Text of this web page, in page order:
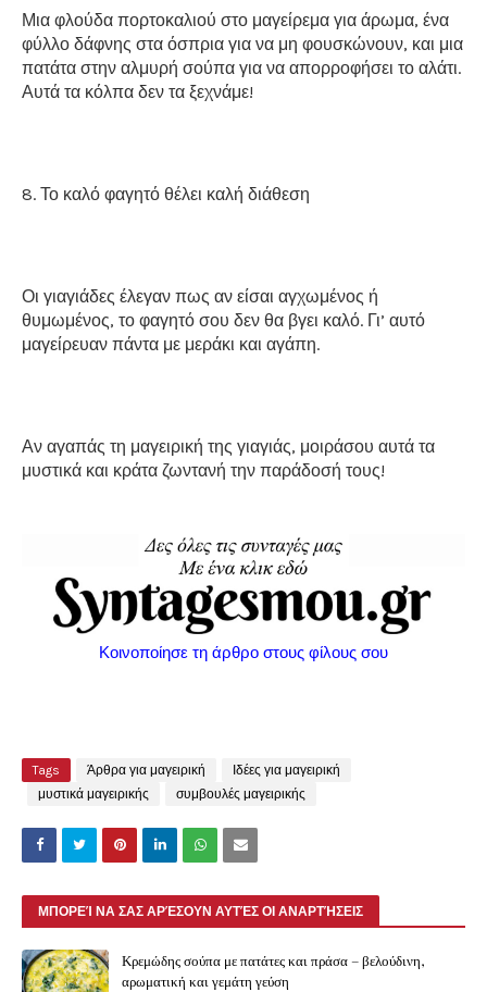
Μια φλούδα πορτοκαλιού στο μαγείρεμα για άρωμα, ένα
φύλλο δάφνης στα όσπρια για να μη φουσκώνουν, και μια
πατάτα στην αλμυρή σούπα για να απορροφήσει το αλάτι.
Αυτά τα κόλπα δεν τα ξεχνάμε!
8. Το καλό φαγητό θέλει καλή διάθεση
Οι γιαγιάδες έλεγαν πως αν είσαι αγχωμένος ή
θυμωμένος, το φαγητό σου δεν θα βγει καλό. Γι’ αυτό
μαγείρευαν πάντα με μεράκι και αγάπη.
Αν αγαπάς τη μαγειρική της γιαγιάς, μοιράσου αυτά τα
μυστικά και κράτα ζωντανή την παράδοσή τους!
Κοινοποίησε τη άρθρο στους φίλους σου
Tags Άρθρα για μαγειρική
Ιδέες για μαγειρική
μυστικά μαγειρικής
συμβουλές μαγειρικής
ΜΠΟΡΕΊ ΝΑ ΣΑΣ ΑΡΈΣΟΥΝ ΑΥΤΈΣ ΟΙ ΑΝΑΡΤΉΣΕΙΣ
Κρεμώδης σούπα με πατάτες και πράσα – βελούδινη,
αρωματική και γεμάτη γεύση